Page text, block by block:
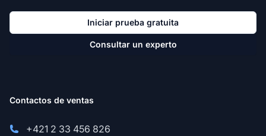
Iniciar prueba gratuita
Consultar un experto
Contactos de ventas
+421 2 33 456 826